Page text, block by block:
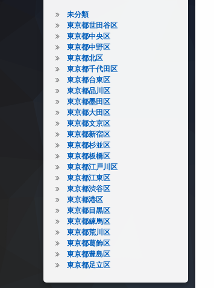
未分類
東京都世田谷区
東京都中央区
東京都中野区
東京都北区
東京都千代田区
東京都台東区
東京都品川区
東京都墨田区
東京都大田区
東京都文京区
東京都新宿区
東京都杉並区
東京都板橋区
東京都江戸川区
東京都江東区
東京都渋谷区
東京都港区
東京都目黒区
東京都練馬区
東京都荒川区
東京都葛飾区
東京都豊島区
東京都足立区